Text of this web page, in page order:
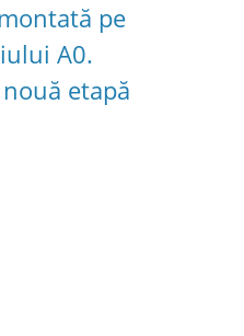
pe
A0.
etapă